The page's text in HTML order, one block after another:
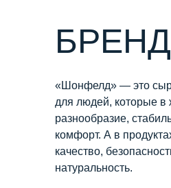
БРЕНД
«Шонфелд» — это
для людей, которые в
разнообразие,
комфорт. А в
качество,
натуральность.